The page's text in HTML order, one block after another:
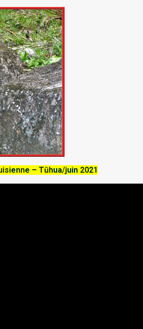
– Tūhua/juin 2021